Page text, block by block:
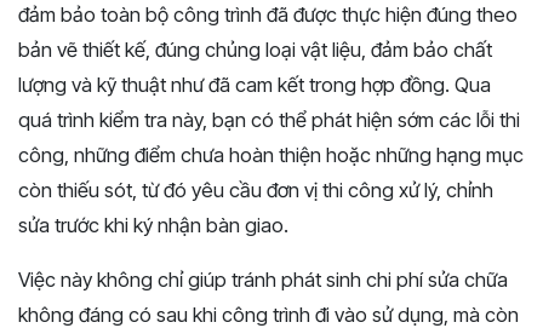
đảm bảo toàn bộ công trình đã được thực hiện đúng theo
bản vẽ thiết kế, đúng chủng loại vật liệu, đảm bảo chất
lượng và kỹ thuật như đã cam kết trong hợp đồng. Qua
quá trình kiểm tra này, bạn có thể phát hiện sớm các lỗi thi
công, những điểm chưa hoàn thiện hoặc những hạng mục
còn thiếu sót, từ đó yêu cầu đơn vị thi công xử lý, chỉnh
sửa trước khi ký nhận bàn giao.
Việc này không chỉ giúp tránh phát sinh chi phí sửa chữa
không đáng có sau khi công trình đi vào sử dụng, mà còn